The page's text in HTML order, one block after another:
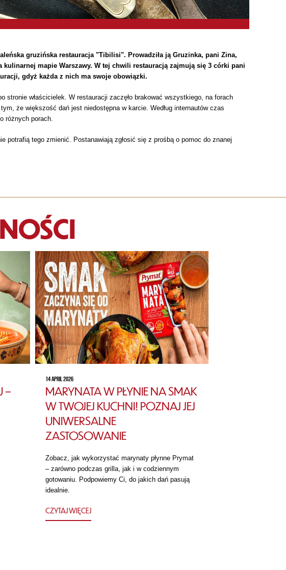
gruzińska restauracja "Tibilisi". Prowadziła ją Gruzinka, pani Zina,
kulinarnej mapie Warszawy. W tej chwili restauracją zajmują się 3 córki pani
gdyż każda z nich ma swoje obowiązki.
stronie właścicielek. W restauracji zaczęło brakować wszystkiego, na forach
że większość dań jest niedostępna w karcie. Według internautów czas
różnych porach.
potrafią tego zmienić. Postanawiają zgłosić się z prośbą o pomoc do znanej
–
14 APRIL 2026
MARYNATA W PŁYNIE NA SMAK
W TWOJEJ KUCHNI! POZNAJ JEJ
UNIWERSALNE
ZASTOSOWANIE
Zobacz, jak wykorzystać marynaty płynne Prymat
– zarówno podczas grilla, jak i w codziennym
gotowaniu. Podpowiemy Ci, do jakich dań pasują
idealnie.
CZYTAJ WIĘCEJ